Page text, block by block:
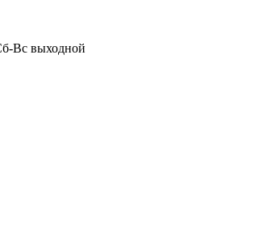
Вс выходной